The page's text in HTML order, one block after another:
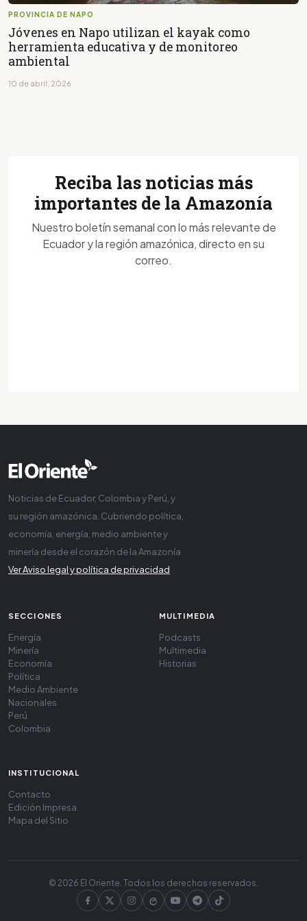
PROVINCIA DE NAPO
Jóvenes en Napo utilizan el kayak como
herramienta educativa y de monitoreo
ambiental
10 de abril, 2026
Reciba las noticias más
importantes de la Amazonía
Nuestro boletín semanal con lo más relevante de
Ecuador y la región amazónica, directo en su
correo.
Noticias de Ecuador, Colombia y Perú, y
su región amazónica. Cubriendo política,
economía, energía, medio ambiente y
minería desde el corazón de la Amazonía
Ver Aviso legal y política de privacidad
SECCIONES
Energía
Minería
Economía
Política
Medio Ambiente
Nacionales
Perú
Colombia
MULTIMEDIA
Podcasts
Multimedia
Historias
INSTITUCIONAL
Contacto
Edición Impresa
Mapa del Sitio
© 2026 El Oriente. Todos los derechos reservados.